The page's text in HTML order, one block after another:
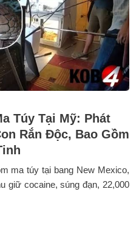
Túy Tại Mỹ: Phát
Rắn Độc, Bao Gồm
ma túy tại bang New Mexico,
giữ cocaine, súng đạn, 22,000